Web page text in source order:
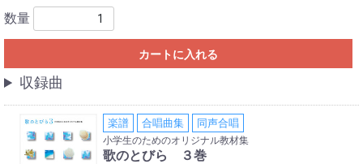
数量
カートに入れる
収録曲
楽譜 合唱曲集 同声合唱
小学生のためのオリジナル教材集
歌のとびら ３巻